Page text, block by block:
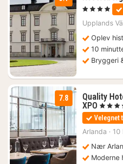
, 4 Stjerner
Upplands
Oplev
10
Bryggeri
7.8
Quality
XPO 1
nat
fra
720
, 4
Velegnet
Arlanda · 10
Nær
Moderne